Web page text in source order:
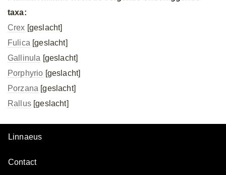
taxa:
Crex [geslacht]
Fulica [geslacht]
Gallinula [geslacht]
Porphyrio [geslacht]
Porzana [geslacht]
Rallus[geslacht]
Linnaeus
Contact